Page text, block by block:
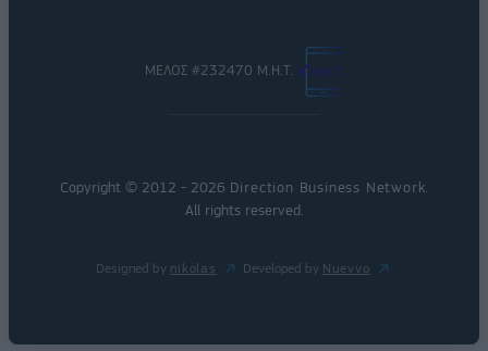
ΜΕΛΟΣ #232470 Μ.Η.Τ.
Copyright © 2012 - 2026 Direction Business Network
All rights reserved.
Designed by nikolas Developed by Nuevvo